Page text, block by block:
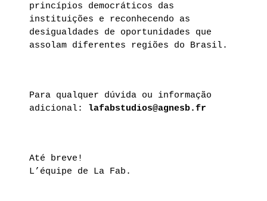
princípios democráticos das
instituições e reconhecendo as
desigualdades de oportunidades que
assolam diferentes regiões do Brasil.
Para qualquer dúvida ou informação
adicional: lafabstudios@agnesb.fr
Até breve!
L’équipe de La Fab.